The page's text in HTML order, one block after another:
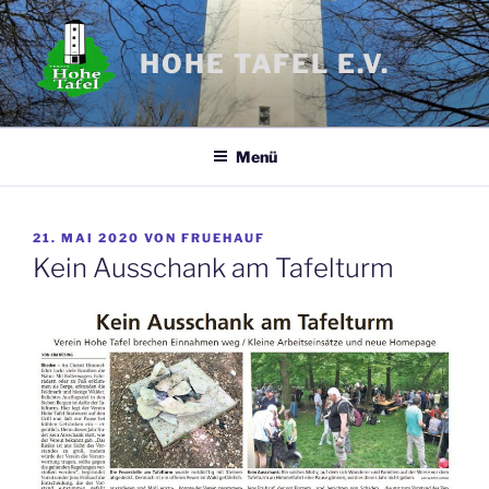
Zum
Inhalt
springen
HOHE TAFEL E.V.
Menü
VERÖFFENTLICHT
AM
21. MAI 2020 VON FRUEHAUF
Kein Ausschank am Tafelturm